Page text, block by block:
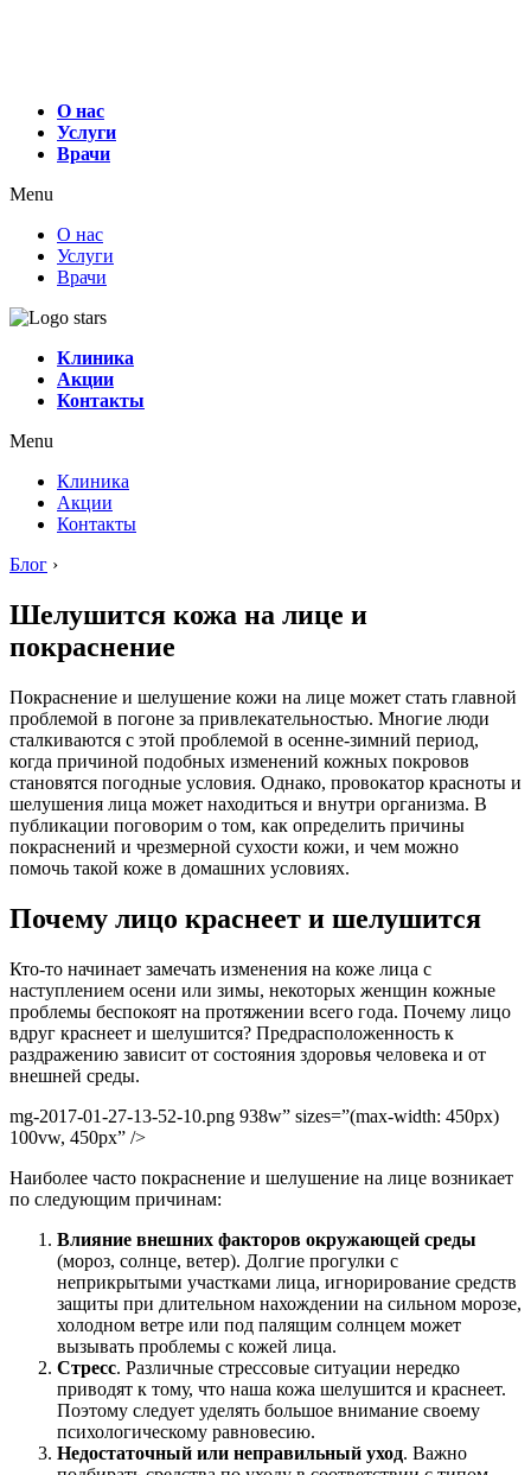
О нас
Услуги
Врачи
Menu
О нас
Услуги
Врачи
Клиника
Акции
Контакты
Menu
Клиника
Акции
Контакты
Блог ›
Шелушится кожа на лице и
покраснение
Покраснение и шелушение кожи на лице может стать главной
проблемой в погоне за привлекательностью. Многие люди
сталкиваются с этой проблемой в осенне-зимний период,
когда причиной подобных изменений кожных покровов
становятся погодные условия. Однако, провокатор красноты и
шелушения лица может находиться и внутри организма. В
публикации поговорим о том, как определить причины
покраснений и чрезмерной сухости кожи, и чем можно
помочь такой коже в домашних условиях.
Почему лицо краснеет и шелушится
Кто-то начинает замечать изменения на коже лица с
наступлением осени или зимы, некоторых женщин кожные
проблемы беспокоят на протяжении всего года. Почему лицо
вдруг краснеет и шелушится? Предрасположенность к
раздражению зависит от состояния здоровья человека и от
внешней среды.
mg-2017-01-27-13-52-10.png 938w” sizes=”(max-width: 450px)
100vw, 450px” />
Наиболее часто покраснение и шелушение на лице возникает
по следующим причинам:
Влияние внешних факторов окружающей среды
(мороз, солнце, ветер). Долгие прогулки с
неприкрытыми участками лица, игнорирование средств
защиты при длительном нахождении на сильном морозе,
холодном ветре или под палящим солнцем может
вызывать проблемы с кожей лица.
Стресс. Различные стрессовые ситуации нередко
приводят к тому, что наша кожа шелушится и краснеет.
Поэтому следует уделять большое внимание своему
психологическому равновесию.
Недостаточный или неправильный уход. Важно